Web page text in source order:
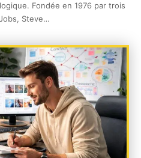
Fondée en 1976 par trois
Steve…